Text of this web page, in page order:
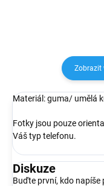
Zobrazit
Materiál: guma/ umělá
Fotky jsou pouze
Váš typ telefonu.
Diskuze
Buďte první, kdo napíše